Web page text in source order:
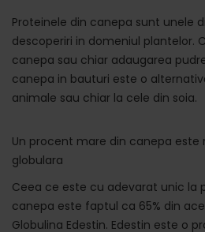
Proteinele din canepa sunt unele
descoperiri in domeniul plantelor.
canepa sau chiar adaugarea
canepa in bauturi este o
animale sau chiar la cele din soia.
Un procent mare din canepa
globulara
Ceea ce este cu adevarat unic la
canepa este faptul ca 65% din
Globulina Edestin. Edestin este o